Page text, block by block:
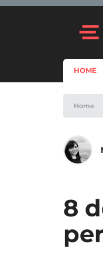
HOME
Home
8